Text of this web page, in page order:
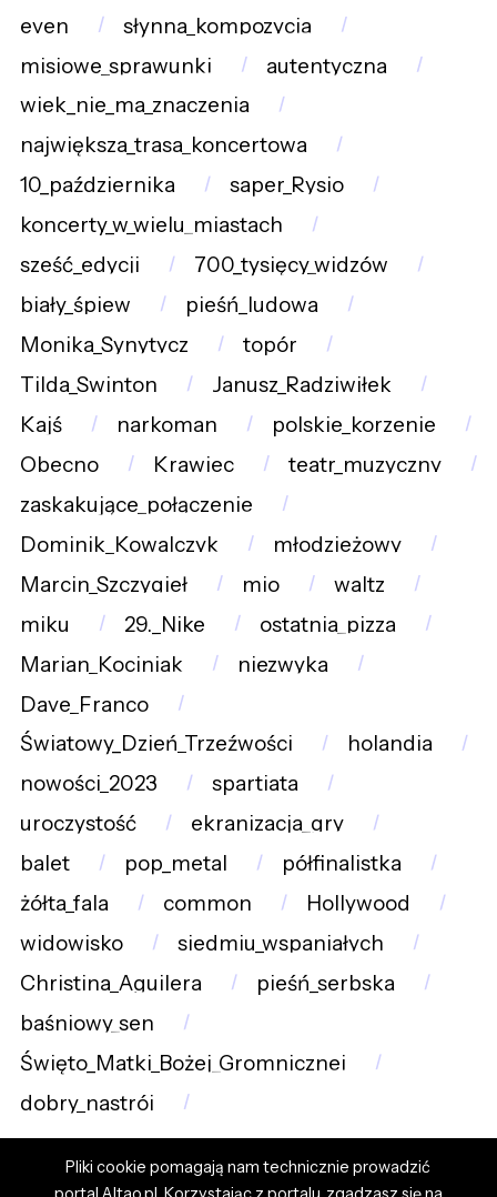
even
słynna_kompozycja
misiowe_sprawunki
autentyczna
wiek_nie_ma_znaczenia
największa_trasa_koncertowa
10_października
saper_Rysio
koncerty_w_wielu_miastach
sześć_edycji
700_tysięcy_widzów
biały_śpiew
pieśń_ludowa
Monika_Synytycz
topór
Tilda_Swinton
Janusz_Radziwiłek
Kajś
narkoman
polskie_korzenie
Obecno
Krawiec
teatr_muzyczny
zaskakujące_połączenie
Dominik_Kowalczyk
młodzieżowy
Marcin_Szczygieł
mio
waltz
miku
29._Nike
ostatnia_pizza
Marian_Kociniak
niezwyka
Dave_Franco
Światowy_Dzień_Trzeźwości
holandia
nowości_2023
spartiata
uroczystość
ekranizacja_gry
balet
pop_metal
półfinalistka
żółta_fala
common
Hollywood
widowisko
siedmiu_wspaniałych
Christina_Aguilera
pieśń_serbska
baśniowy_sen
Święto_Matki_Bożej_Gromnicznej
dobry_nastrój
Pliki cookie pomagają nam technicznie prowadzić